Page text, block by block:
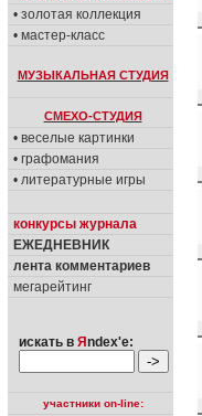
• золотая коллекция
• мастер-класс
МУЗЫКАЛЬНАЯ СТУДИЯ
СМЕХО-СТУДИЯ
• веселые картинки
• графомания
• литературные игры
конкурсы журнала
ЕЖЕДНЕВНИК
лента комментариев
мегарейтинг
искать в Я ndex'е:
участники on-line: